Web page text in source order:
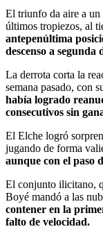
El triunfo da aire a un
últimos tropiezos, al
antepenúltima
descenso a segunda
La derrota corta la
semana pasado, con
había logrado
consecutivos sin
El Elche logró
jugando de forma
aunque con el paso
El conjunto ilicitano,
Boyé mandó a las
contener en la
falto de velocidad.